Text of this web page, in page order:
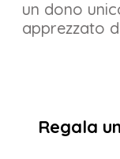
un dono
apprezzato
Regala